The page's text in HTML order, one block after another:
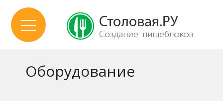
Оборудование